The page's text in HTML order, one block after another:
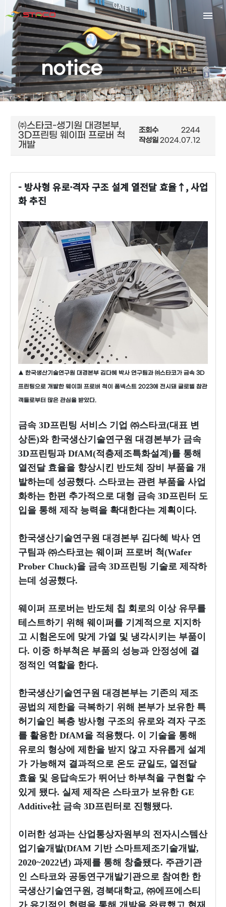
notice
㈜스타코-생기원 대경본부,
3D프린팅 웨이퍼 프로버 척
개발
조회수
2244
작성일2024.07.12
- 방사형 유로·격자 구조 설계 열전달 효율↑, 사업
화 추진
▲ 한국생산기술연구원 대경본부 김다혜 박사 연구팀과 ㈜스타코가 금속 3D
프린팅으로 개발한 웨이퍼 프로버 척이 폼넥스트 2023에 전시돼 글로벌 참관
객들로부터 많은 관심을 받았다.
금속 3D프린팅 서비스 기업 ㈜스타코(대표 변
상돈)와 한국생산기술연구원 대경본부가 금속
3D프린팅과 DfAM(적층제조특화설계)를 통해
열전달 효율을 향상시킨 반도체 장비 부품을 개
발하는데 성공했다. 스타코는 관련 부품을 사업
화하는 한편 추가적으로 대형 금속 3D프린터 도
입을 통해 제작 능력을 확대한다는 계획이다.
한국생산기술연구원 대경본부 김다혜 박사 연
구팀과 ㈜스타코는 웨이퍼 프로버 척(Wafer
Prober Chuck)을 금속 3D프린팅 기술로 제작하
는데 성공했다.
웨이퍼 프로버는 반도체 칩 회로의 이상 유무를
테스트하기 위해 웨이퍼를 기계적으로 지지하
고 시험온도에 맞게 가열 및 냉각시키는 부품이
다. 이중 하부척은 부품의 성능과 안정성에 결
정적인 역할을 한다.
한국생산기술연구원 대경본부는 기존의 제조
공법의 제한을 극복하기 위해 본부가 보유한 특
허기술인 복층 방사형 구조의 유로와 격자 구조
를 활용한 DfAM을 적용했다. 이 기술을 통해
유로의 형상에 제한을 받지 않고 자유롭게 설계
가 가능해져 결과적으로 온도 균일도, 열전달
효율 및 응답속도가 뛰어난 하부척을 구현할 수
있게 됐다. 실제 제작은 스타코가 보유한 GE
Additive社 금속 3D프린터로 진행됐다.
이러한 성과는 산업통상자원부의 전자시스템산
업기술개발(DfAM 기반 스마트제조기술개발,
2020~2022년) 과제를 통해 창출됐다. 주관기관
인 스타코와 공동연구개발기관으로 참여한 한
국생산기술연구원, 경북대학교, ㈜에프에스티
가 유기적인 협력을 통해 개발을 완료했고 현재